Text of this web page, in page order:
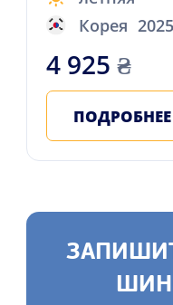
Корея 2025
4 925 ₴
ПОДРОБНЕЕ